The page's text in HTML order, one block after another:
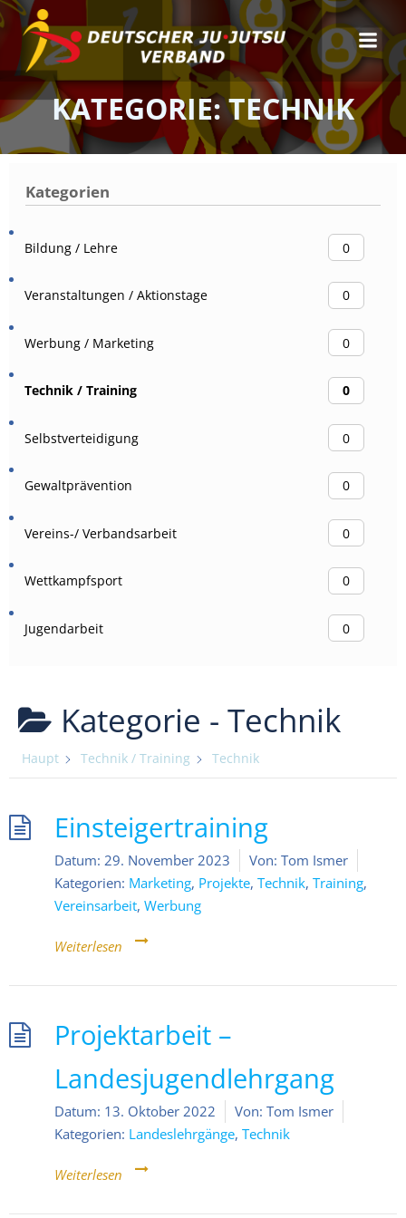
Zum
Inhalt
springen
KATEGORIE: TECHNIK
Kategorien
Bildung / Lehre 0
Veranstaltungen / Aktionstage 0
Werbung / Marketing 0
Technik / Training 0
Selbstverteidigung 0
Gewaltprävention 0
Vereins-/ Verbandsarbeit 0
Wettkampfsport 0
Jugendarbeit 0
Kategorie - Technik
Haupt Technik / Training Technik
Einsteigertraining
Datum: 29. November 2023 Von: Tom Ismer
Kategorien: Marketing, Projekte, Technik, Training,
Vereinsarbeit, Werbung
Weiterlesen
Projektarbeit –
Landesjugendlehrgang
Datum: 13. Oktober 2022 Von: Tom Ismer
Kategorien: Landeslehrgänge, Technik
Weiterlesen